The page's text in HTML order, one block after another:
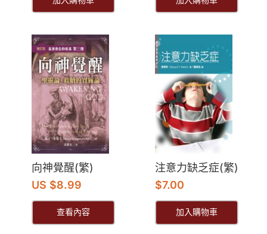
向神覺醒(繁)
US $8.99
查看內容
注意力缺乏症(繁)
$7.00
加入購物車